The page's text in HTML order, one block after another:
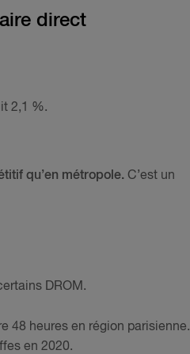
direct
2,1 %.
qu’en métropole. C’est un
DROM.
48 heures en région parisienne.
en 2020.